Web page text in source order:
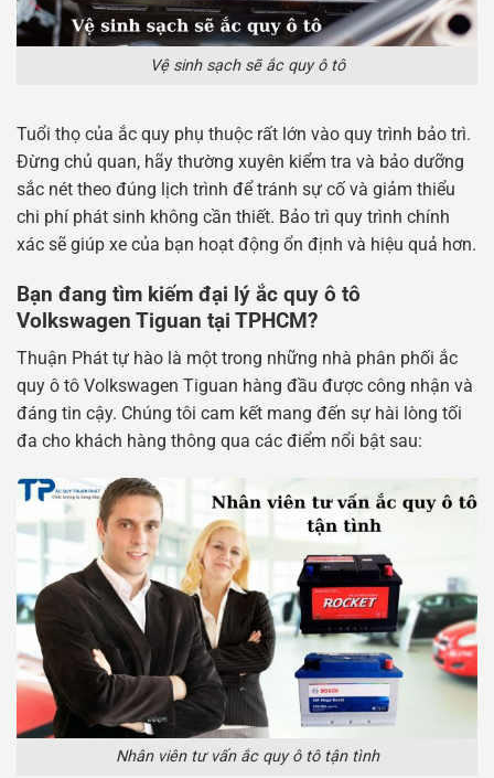
Vệ sinh sạch sẽ ắc quy ô tô
Tuổi thọ của ắc quy phụ thuộc rất lớn vào quy trình bảo trì.
Đừng chủ quan, hãy thường xuyên kiểm tra và bảo dưỡng
sắc nét theo đúng lịch trình để tránh sự cố và giảm thiểu
chi phí phát sinh không cần thiết. Bảo trì quy trình chính
xác sẽ giúp xe của bạn hoạt động ổn định và hiệu quả hơn.
Bạn đang tìm kiếm đại lý ắc quy ô tô
Volkswagen Tiguan tại TPHCM?
Thuận Phát tự hào là một trong những nhà phân phối ắc
quy ô tô Volkswagen Tiguan hàng đầu được công nhận và
đáng tin cậy. Chúng tôi cam kết mang đến sự hài lòng tối
đa cho khách hàng thông qua các điểm nổi bật sau:
Nhân viên tư vấn ắc quy ô tô tận tình